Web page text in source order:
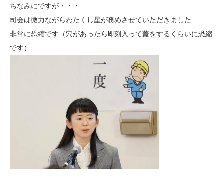
ちなみにですが・・・
司会は微力ながらわたくし星が務めさせていただきました
非常に恐縮です（穴があったら即刻入って蓋をするくらいに恐縮
です）